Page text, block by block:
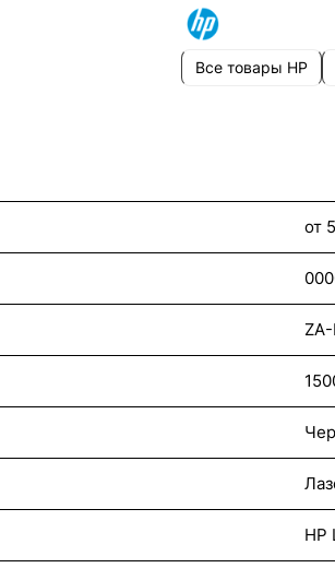
Все товары HP
от
HP